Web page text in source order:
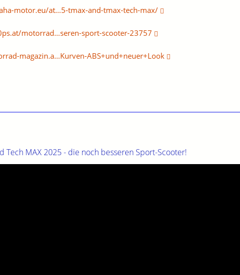
motor.eu/at…5-tmax-and-tmax-tech-max/
motorrad…seren-sport-scooter-23757
magazin.a…Kurven-ABS+und+neuer+Look
Tech MAX 2025 - die noch besseren Sport-Scooter!